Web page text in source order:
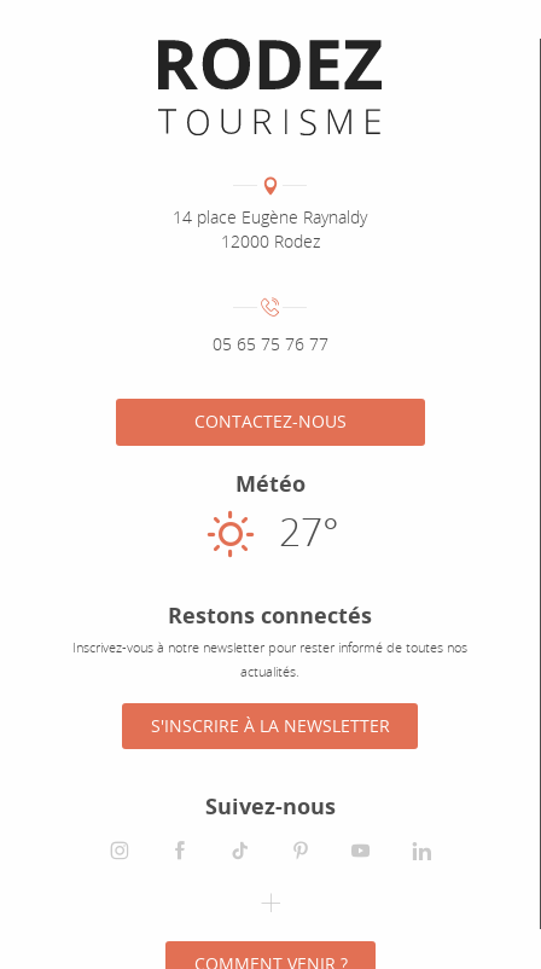
Informations pratiques
Adresse :
14 place Eugène Raynaldy
12000 Rodez
Numéro de téléphone :
05 65 75 76 77
CONTACTEZ-NOUS
Météo
Ensoleillé
27°
Restons connectés
Inscrivez-vous à notre newsletter pour rester informé de toutes nos
actualités.
S'INSCRIRE À LA NEWSLETTER
Suivez-nous
instagramfacebooktiktok pinterestyoutube
COMMENT VENIR ?